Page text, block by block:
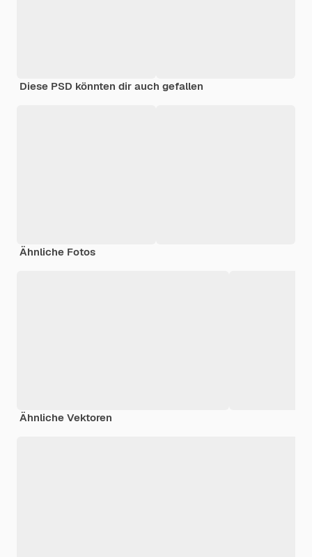
Diese PSD könnten dir auch gefallen
Ähnliche Fotos
Ähnliche Vektoren